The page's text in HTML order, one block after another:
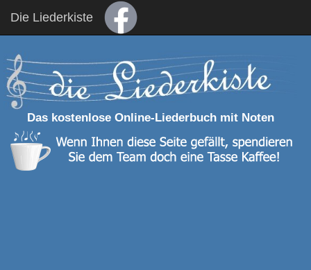
Die Liederkiste
Das kostenlose Online-Liederbuch mit Noten